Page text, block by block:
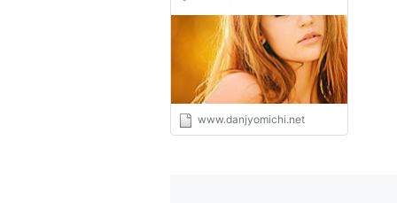
www.danjyomichi.net